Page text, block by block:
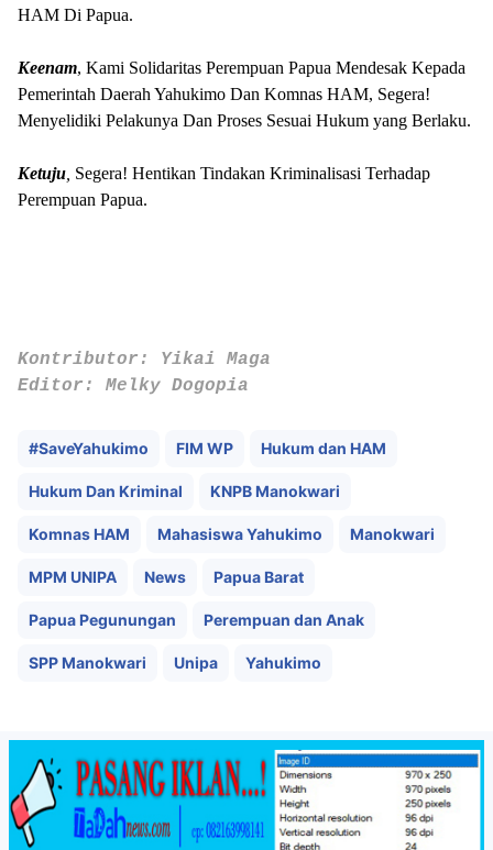
HAM Di Papua.
Keenam, Kami Solidaritas Perempuan Papua Mendesak Kepada
Pemerintah Daerah Yahukimo Dan Komnas HAM, Segera!
Menyelidiki Pelakunya Dan Proses Sesuai Hukum yang Berlaku.
Ketuju Segera! Hentikan Tindakan Kriminalisasi Terhadap
Perempuan Papua.
Kontributor: Yikai Maga
Editor: Melky Dogopia
#SaveYahukimo FIM WP Hukum dan HAM
Hukum Dan Kriminal KNPB Manokwari
Komnas HAM Mahasiswa Yahukimo Manokwari
MPM UNIPA News Papua Barat
Papua Pegunungan Perempuan dan Anak
SPP Manokwari Unipa Yahukimo